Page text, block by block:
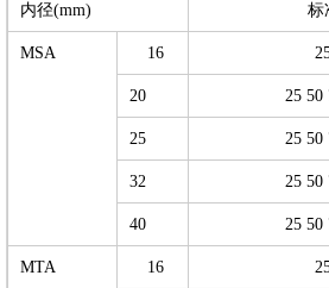
内径(mm) 标
MSA 16
20 25 50
25 25 50
32 25 50
40 25 50
MTA 16